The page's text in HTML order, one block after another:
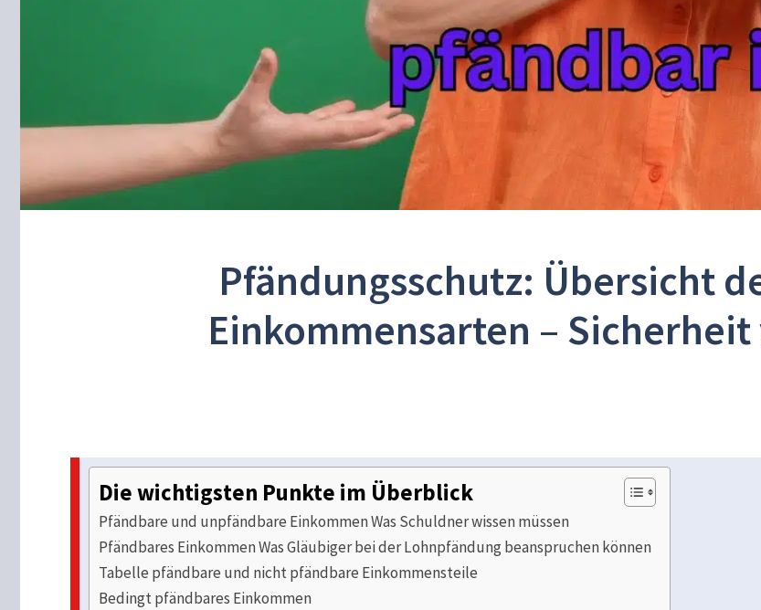
Pfändungsschutz: Übersicht
Einkommensarten –
Die wichtigsten Punkte im Überblick
Pfändbare und unpfändbare Einkommen Was Schuldner wissen müssen
Pfändbares Einkommen Was Gläubiger bei der Lohnpfändung beanspruchen können
Tabelle pfändbare und nicht pfändbare Einkommensteile
Bedingt pfändbares Einkommen